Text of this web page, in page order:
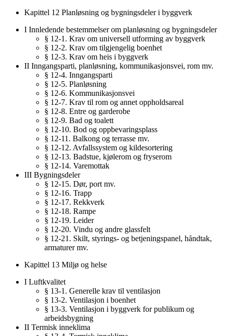
Kapittel 12 Planløsning og bygningsdeler i byggverk
I Innledende bestemmelser om planløsning og bygningsdeler
§ 12-1. Krav om universell utforming av byggverk
§ 12-2. Krav om tilgjengelig boenhet
§ 12-3. Krav om heis i byggverk
II Inngangsparti, planløsning, kommunikasjonsvei, rom mv.
§ 12-4. Inngangsparti
§ 12-5. Planløsning
§ 12-6. Kommunikasjonsvei
§ 12-7. Krav til rom og annet oppholdsareal
§ 12-8. Entre og garderobe
§ 12-9. Bad og toalett
§ 12-10. Bod og oppbevaringsplass
§ 12-11. Balkong og terrasse mv.
§ 12-12. Avfallssystem og kildesortering
§ 12-13. Badstue, kjølerom og fryserom
§ 12-14. Varemottak
III Bygningsdeler
§ 12-15. Dør, port mv.
§ 12-16. Trapp
§ 12-17. Rekkverk
§ 12-18. Rampe
§ 12-19. Leider
§ 12-20. Vindu og andre glassfelt
§ 12-21. Skilt, styrings- og betjeningspanel, håndtak,
armaturer mv.
Kapittel 13 Miljø og helse
I Luftkvalitet
§ 13-1. Generelle krav til ventilasjon
§ 13-2. Ventilasjon i boenhet
§ 13-3. Ventilasjon i byggverk for publikum og
arbeidsbygning
II Termisk inneklima